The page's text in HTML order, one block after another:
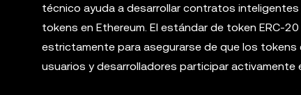
técnico ayuda a desarrollar contratos
tokens en Ethereum. El estándar de token ERC-
estrictamente para asegurarse de que los
usuarios y desarrolladores participar activamente